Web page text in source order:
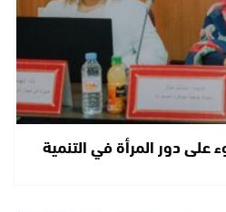
على دور المرأة في التنمية